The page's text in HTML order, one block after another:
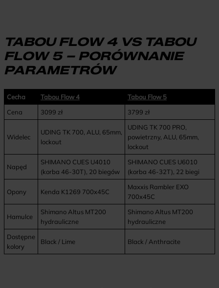
TABOU FLOW 4 VS TABOU
FLOW 5 – PORÓWNANIE
PARAMETRÓW
Cecha Tabou Flow 4
Tabou Flow 5
Cena
3099 zł 3799 zł
Widelec
UDING TK 700, ALU, 65mm,
lockout
UDING TK 700 PRO,
powietrzny, ALU, 65mm,
lockout
Napęd
SHIMANO CUES U4010
(korba 46-30T), 20 biegów
SHIMANO CUES U6010
(korba 46-32T), 22 biegi
Opony Kenda K1269 700x45C
Maxxis Rambler EXO
700x45C
Hamulce
Shimano Altus MT200
hydrauliczne
Shimano Altus MT200
hydrauliczne
Dostępne
kolory
Black / Lime Black / Anthracite